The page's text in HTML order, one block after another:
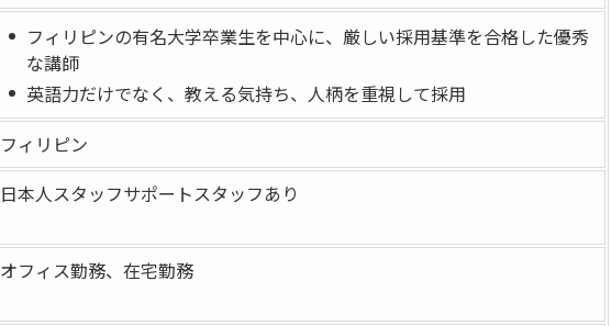
フィリピンの有名大学卒業生を中心に、厳しい採用基準を合格した優秀
な講師
英語力だけでなく、教える気持ち、人柄を重視して採用
フィリピン
日本人スタッフサポートスタッフあり
オフィス勤務、在宅勤務